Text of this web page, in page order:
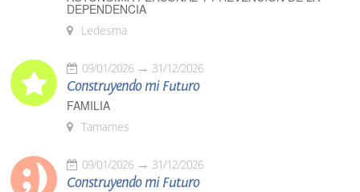
DEPENDENCIA
Ledesma
09/01/2026 31/12/2026
Construyendo mi Futuro
FAMILIA
Tamames
09/01/2026 31/12/2026
Construyendo mi Futuro